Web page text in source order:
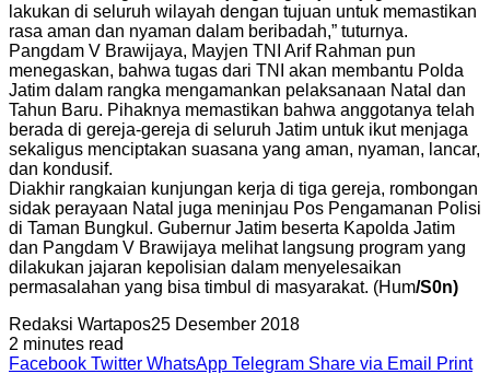
lakukan di seluruh wilayah dengan tujuan untuk memastikan
rasa aman dan nyaman dalam beribadah,” tuturnya.
Pangdam V Brawijaya, Mayjen TNI Arif Rahman pun
menegaskan, bahwa tugas dari TNI akan membantu Polda
Jatim dalam rangka mengamankan pelaksanaan Natal dan
Tahun Baru. Pihaknya memastikan bahwa anggotanya telah
berada di gereja-gereja di seluruh Jatim untuk ikut menjaga
sekaligus menciptakan suasana yang aman, nyaman, lancar,
dan kondusif.
Diakhir rangkaian kunjungan kerja di tiga gereja, rombongan
sidak perayaan Natal juga meninjau Pos Pengamanan Polisi
di Taman Bungkul. Gubernur Jatim beserta Kapolda Jatim
dan Pangdam V Brawijaya melihat langsung program yang
dilakukan jajaran kepolisian dalam menyelesaikan
permasalahan yang bisa timbul di masyarakat. (Hum/S0n)
Redaksi Wartapos25 Desember 2018
2 minutes read
Facebook Twitter WhatsApp Telegram Share via Email Print